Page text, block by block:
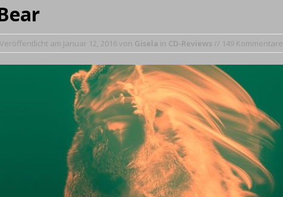
Veröffentlicht am Januar 12, 2016von Gisela in CD-Reviews // 149 Kommentare